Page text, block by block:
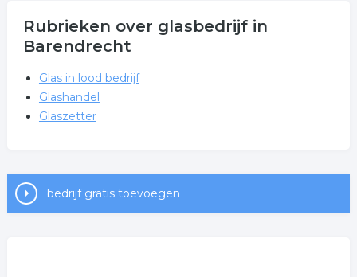
Rubrieken over glasbedrijf in
Barendrecht
Glas in lood bedrijf
Glashandel
Glaszetter
bedrijf gratis toevoegen